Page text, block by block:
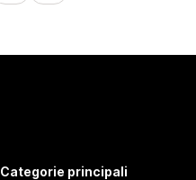
Categorie principali